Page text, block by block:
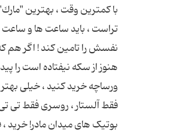
با كمترین وقت ، بهترین
تراست ، باید ساعت ها و ساعت
نفسش را تامین كند ! اگر هم
هنوز از سكه نیفتاده است را
ورساچه خرید كنید ، خیلی
بوتیک های میدان مادر! خرید